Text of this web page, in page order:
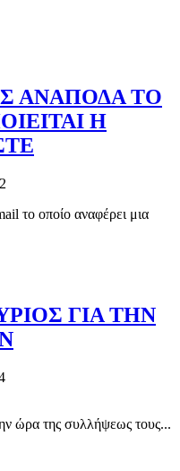
ΑΝΑΠΟΔΑ ΤΟ
Η
το οποίο αναφέρει μια
ΔΙΑΒΑΣΤΕΓΙΑ ΤΗΝ
ώρα της συλλήψεως τους...